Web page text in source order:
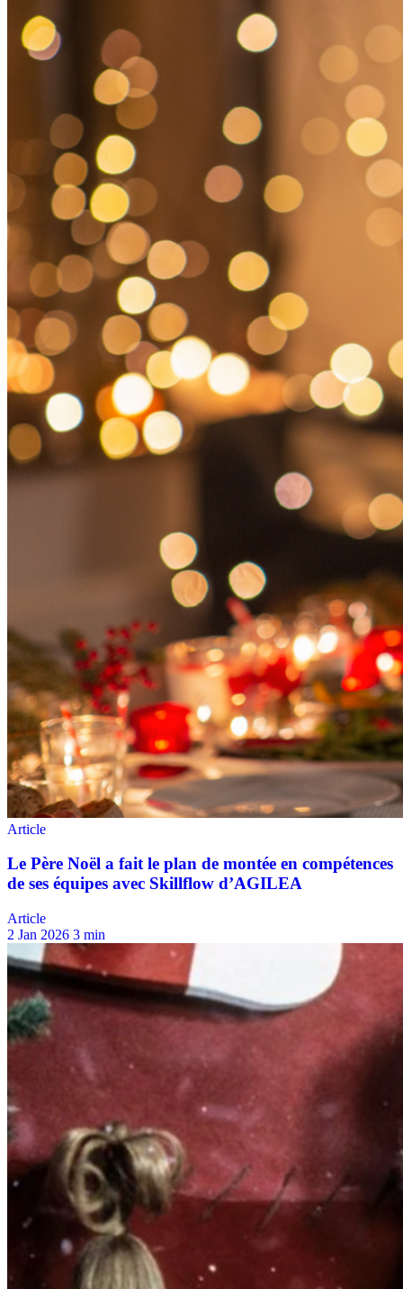
Article
2 Jan 2026 3 min